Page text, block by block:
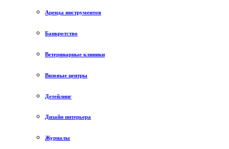
Аренда инструментов
Банкротство
Ветеринарные клиники
Визовые центры
Детейлинг
Дизайн интерьера
Журналы